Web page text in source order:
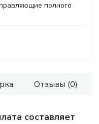
полного
Отзывы (0)
составляет